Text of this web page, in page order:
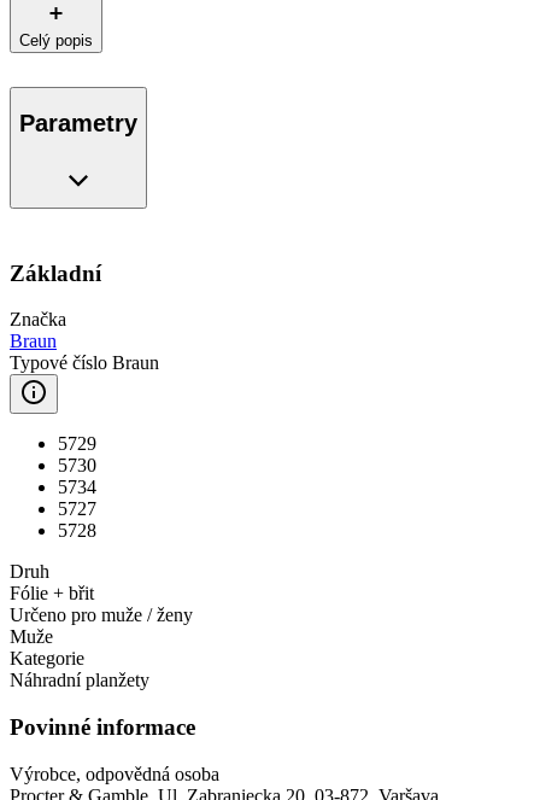
Celý popis
Parametry
Základní
Značka
Braun
Typové číslo Braun
5729
5730
5734
5727
5728
Druh
Fólie + břit
Určeno pro muže / ženy
Muže
Kategorie
Náhradní planžety
Povinné informace
Výrobce, odpovědná osoba
Procter & Gamble, Ul. Zabraniecka 20, 03-872, Varšava,